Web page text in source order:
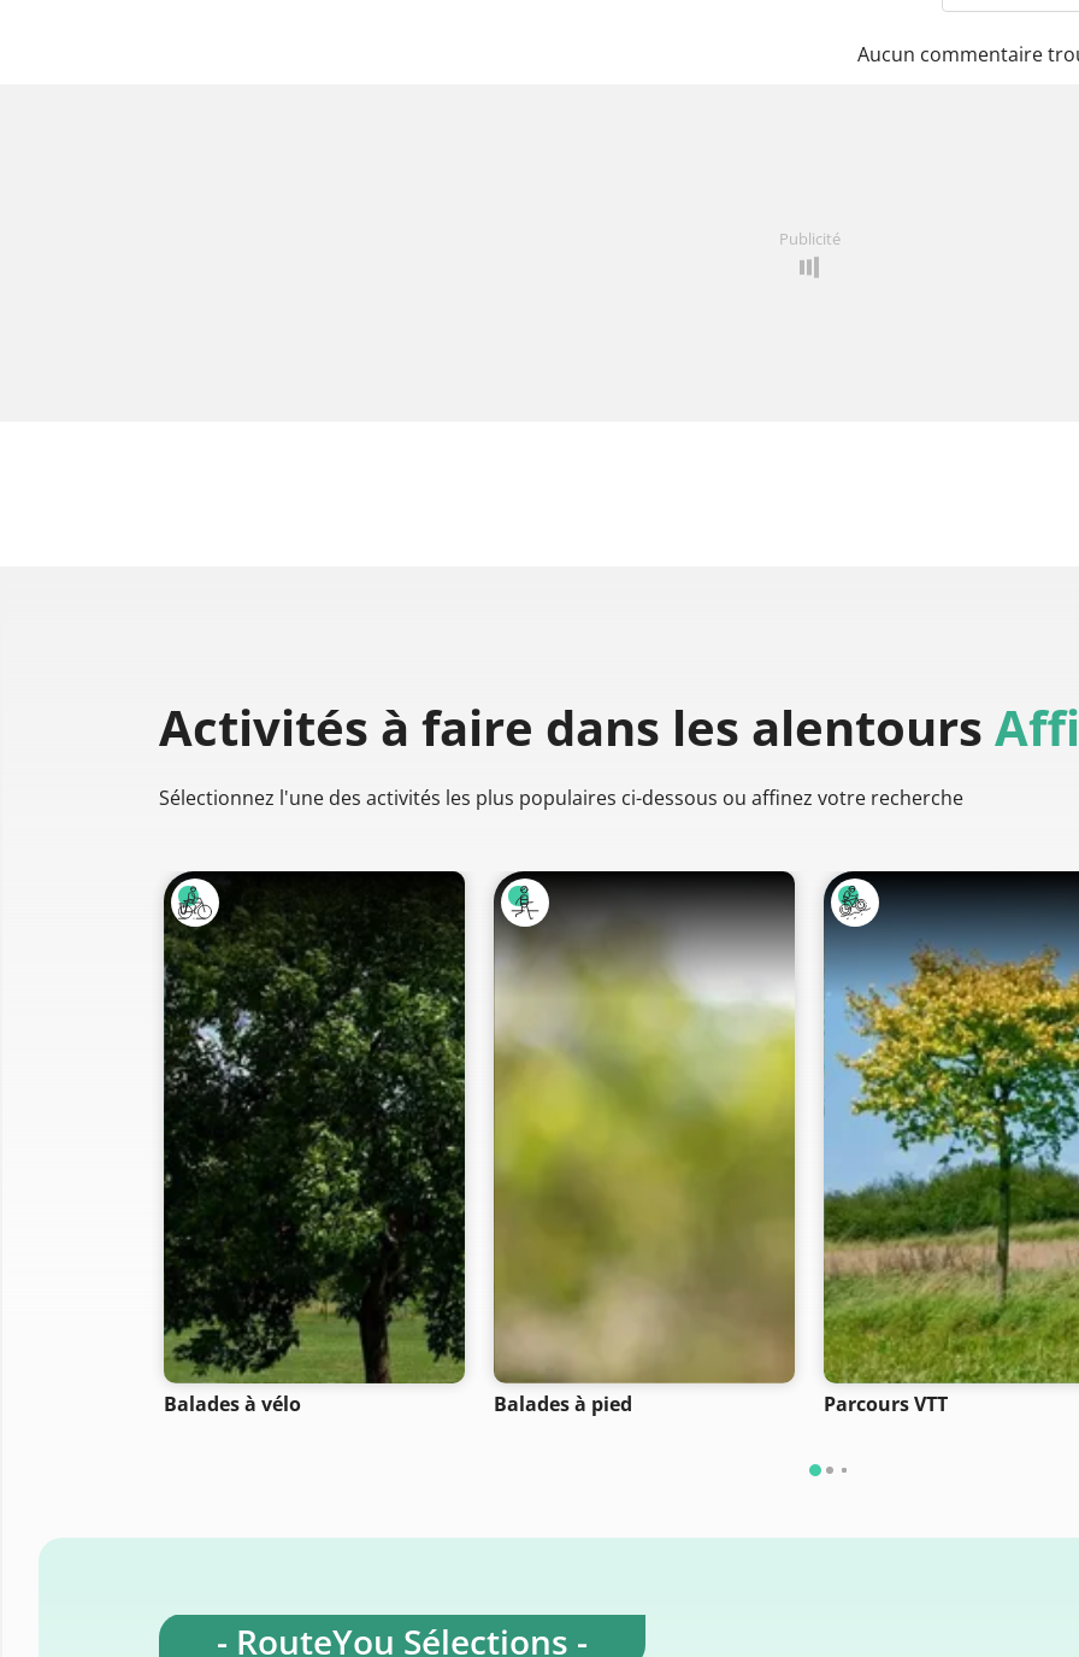
Aucun commentaire
Publicité
Activités à faire dans les alentours
Sélectionnez l'une des activités les plus populaires ci-dessous ou affinez votre recherche
Balades à vélo Balades à pied Parcours VTT
- RouteYou Sélections -